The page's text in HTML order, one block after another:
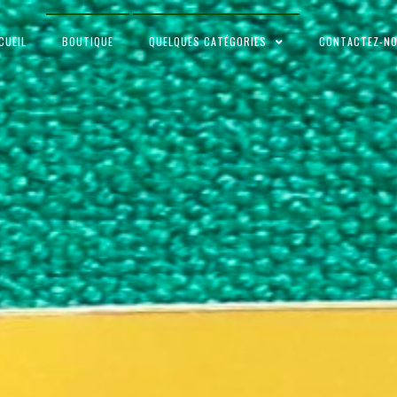
BOUTIQUE QUELQUES CATÉGORIES CONTACTEZ-